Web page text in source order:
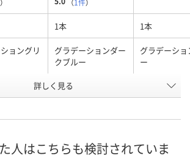
1本 1本
ョングリ
グラデーションダー
クブルー
グラデーシ
ー
P292812 EA75160
8月11日（火）
詳しく見る
人はこちらも検討されていま